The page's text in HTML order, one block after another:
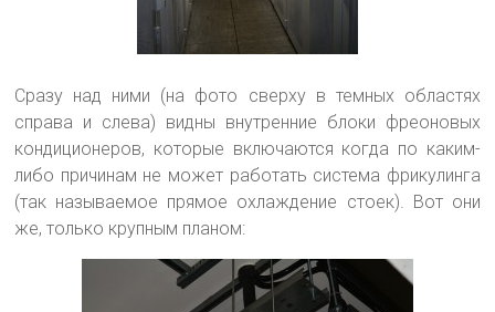
Сразу над ними (на фото сверху в темных областях
справа и слева) видны внутренние блоки фреоновых
кондиционеров, которые включаются когда по каким-
либо причинам не может работать система фрикулинга
(так называемое прямое охлаждение стоек). Вот они
же, только крупным планом: